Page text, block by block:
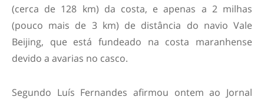
(cerca de 128 km) da costa, e apenas a 2 milhas
(pouco mais de 3 km) de distância do navio Vale
Beijing, que está fundeado na costa maranhense
devido a avarias no casco.
Segundo Luís Fernandes afirmou ontem ao Jornal